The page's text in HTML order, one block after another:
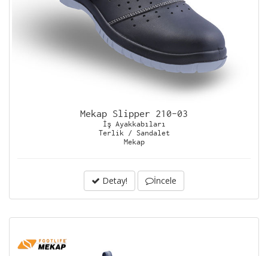
Mekap Slipper 210-03
İş Ayakkabıları
Terlik / Sandalet
Mekap
Detay! İncele